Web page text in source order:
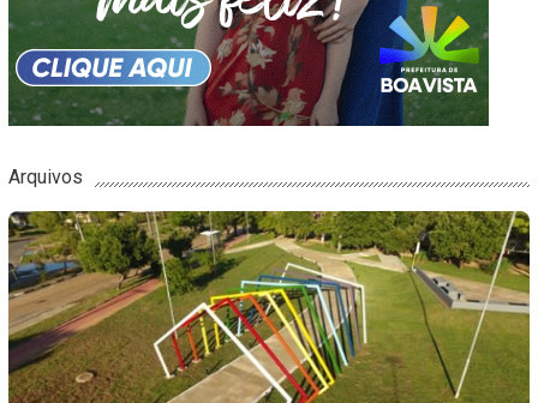
Arquivos